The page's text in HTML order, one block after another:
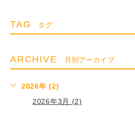
TAG タグ
ARCHIVE 月別アーカイブ
2026年 (2)
2026年3月 (2)